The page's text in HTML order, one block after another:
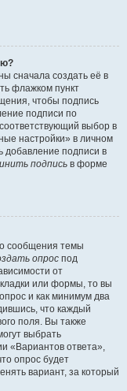
сначала создать её в
флажком пункт
чтобы подпись
подписи по
выбор в
настройки» в личном
добавление подписи в
подпись в форме
сообщения темы
опрос под
от
или формы, то вы
и как минимум два
что каждый
поля. Вы также
выбрать
«Вариантов ответа»,
опрос будет
вариант, за который